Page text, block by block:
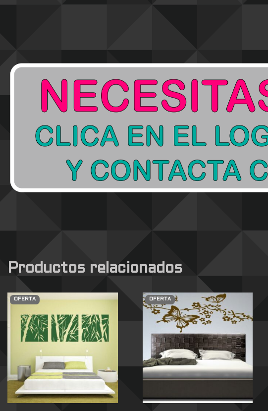
Productos relacionados
OFERTA OFERTA